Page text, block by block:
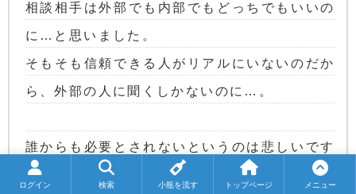
相談相手は外部でも内部でもどっちでもいいの
に…と思いました。
そもそも信頼できる人がリアルにいないのだか
ら、外部の人に聞くしかないのに…。
誰からも必要とされないというのは悲しいです
が、それで主さんの価値が下がるわけじゃない
ログイン 検索 小瓶を流す トップページ メニュー